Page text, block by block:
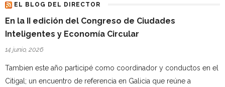
EL BLOG DEL DIRECTOR
En la II edición del Congreso de Ciudades
Inteligentes y Economía Circular
14 junio, 2026
Tambien este año participé como coordinador y conductos en el
Citigal; un encuentro de referencia en Galicia que reúne a